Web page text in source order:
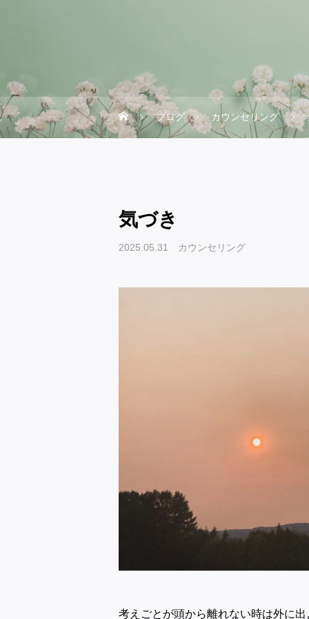
ブログ カウンセリング
気づき
2025.05.31 カウンセリング
考えごとが頭から離れない時は外に出